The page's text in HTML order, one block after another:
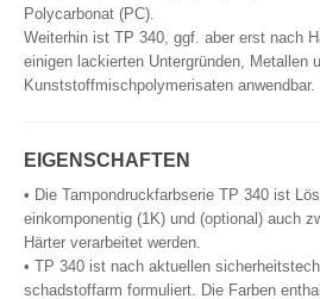
Polycarbonat (PC).
Weiterhin ist TP 340, ggf. aber erst nach
einigen lackierten Untergründen, Metallen
Kunststoffmischpolymerisaten anwendbar.
EIGENSCHAFTEN
• Die Tampondruckfarbserie TP 340 ist
einkomponentig (1K) und (optional) auch
Härter verarbeitet werden.
• TP 340 ist nach aktuellen
schadstoffarm formuliert. Die Farben